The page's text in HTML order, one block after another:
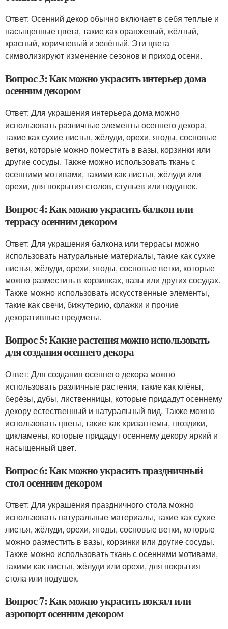
Ответ: Осенний декор обычно включает в себя теплые и
насыщенные цвета, такие как оранжевый, жёлтый,
красный, коричневый и зелёный. Эти цвета
символизируют изменение сезонов и приход осени.
Вопрос 3: Как можно украсить интерьер дома
осенним декором
Ответ: Для украшения интерьера дома можно
использовать различные элементы осеннего декора,
такие как сухие листья, жёлуди, орехи, ягоды, сосновые
ветки, которые можно поместить в вазы, корзинки или
другие сосуды. Также можно использовать ткань с
осенними мотивами, такими как листья, жёлуди или
орехи, для покрытия столов, стульев или подушек.
Вопрос 4: Как можно украсить балкон или
террасу осенним декором
Ответ: Для украшения балкона или террасы можно
использовать натуральные материалы, такие как сухие
листья, жёлуди, орехи, ягоды, сосновые ветки, которые
можно разместить в корзинках, вазы или других сосудах.
Также можно использовать искусственные элементы,
такие как свечи, бижутерию, флажки и прочие
декоративные предметы.
Вопрос 5: Какие растения можно использовать
для создания осеннего декора
Ответ: Для создания осеннего декора можно
использовать различные растения, такие как клёны,
берёзы, дубы, лиственницы, которые придадут осеннему
декору естественный и натуральный вид. Также можно
использовать цветы, такие как хризантемы, гвоздики,
цикламены, которые придадут осеннему декору яркий и
насыщенный цвет.
Вопрос 6: Как можно украсить праздничный
стол осенним декором
Ответ: Для украшения праздничного стола можно
использовать натуральные материалы, такие как сухие
листья, жёлуди, орехи, ягоды, сосновые ветки, которые
можно разместить в вазы, корзинки или другие сосуды.
Также можно использовать ткань с осенними мотивами,
такими как листья, жёлуди или орехи, для покрытия
стола или подушек.
Вопрос 7: Как можно украсить вокзал или
аэропорт осенним декором